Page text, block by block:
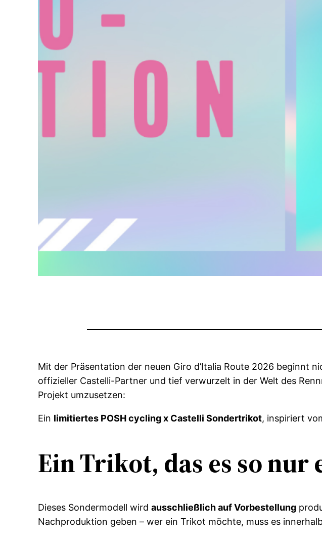
Mit der Präsentation der neuen Giro d’Italia Route 2026 beginnt
offizieller Castelli-Partner und tief verwurzelt in der Welt des
Projekt umzusetzen:
Ein limitiertes POSH cycling x Castelli Sondertrikot, inspiriert
Ein Trikot, das es so
Dieses Sondermodell wirdausschließlich auf Vorbestellung
Nachproduktion geben – wer ein Trikot möchte, muss es